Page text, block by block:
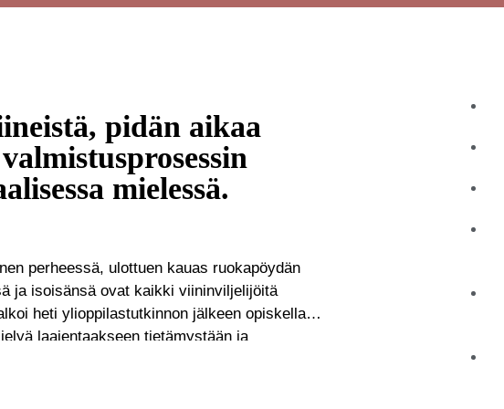
pidän aikaa
mielessä.
perheessä, ulottuen kauas ruokapöydän
ja isoisänsä ovat kaikki viininviljelijöitä
heti ylioppilastutkinnon jälkeen opiskella
laajentaakseen tietämystään ja
Täytettyään 18 vuotta hän on työskennellyt